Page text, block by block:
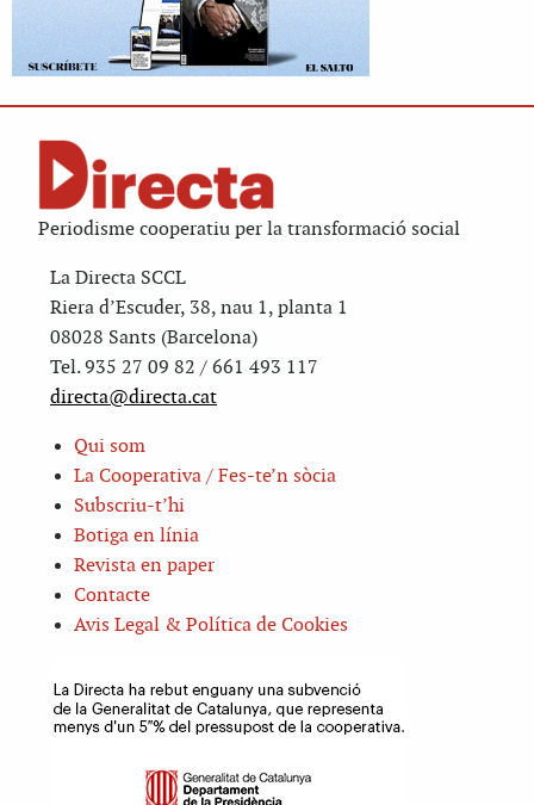
Periodisme cooperatiu per la transformació social
La Directa SCCL
Riera d’Escuder, 38, nau 1, planta 1
08028 Sants (Barcelona)
Tel. 935 27 09 82 / 661 493 117
directa@directa.cat
Qui som
La Cooperativa / Fes-te’n sòcia
Subscriu-t’hi
Botiga en línia
Revista en paper
Contacte
Avis Legal & Política de Cookies